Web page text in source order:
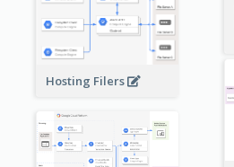
Hosting Filers